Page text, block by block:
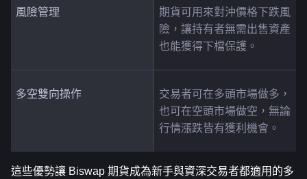
風險管理
期貨可用來對沖價格下跌風
險，讓持有者無需出售資產
也能獲得下檔保護。
多空雙向操作
交易者可在多頭市場做多，
也可在空頭市場做空，無論
行情漲跌皆有獲利機會。
這些優勢讓 Biswap 期貨成為新手與資深交易者都適用的多